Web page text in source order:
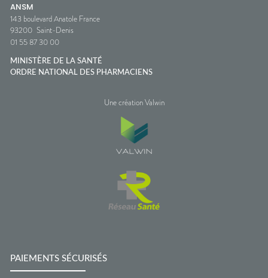
ANSM
143 boulevard Anatole France
93200 Saint-Denis
01 55 87 30 00
MINISTÈRE DE LA SANTÉ
ORDRE NATIONAL DES PHARMACIENS
Une création Valwin
PAIEMENTS SÉCURISÉS